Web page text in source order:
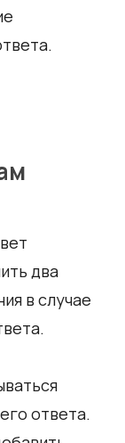
два
в случае
ответа.